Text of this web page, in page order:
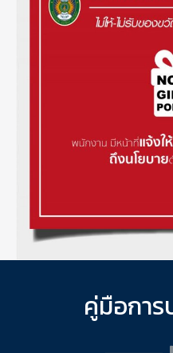
คู่มือการ